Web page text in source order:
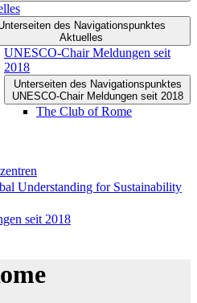
des Navigationspunktes
Aktuelles
UNESCO-Chair Meldungen seit
2018
Unterseiten des Navigationspunktes
UNESCO-Chair Meldungen seit 2018
The Club of Rome
Understanding for Sustainability
seit 2018